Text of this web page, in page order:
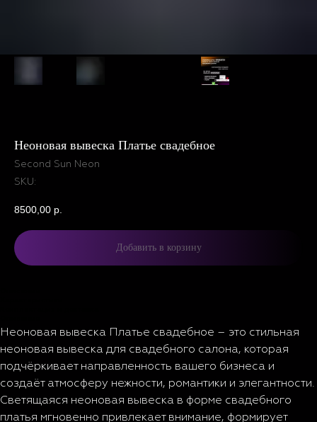
Неоновая вывеска Платье свадебное
Second Sun Neon
SKU:
8500,00 р.
Добавить в корзину
Неоновая вывеска Платье свадебное – это стильная
неоновая вывеска для свадебного салона, которая
подчёркивает направленность вашего бизнеса и
создаёт атмосферу нежности, романтики и элегантности.
Светящаяся неоновая вывеска в форме свадебного
платья мгновенно привлекает внимание, формирует